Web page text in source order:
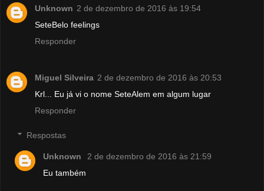
Unknown 2 de dezembro de 2016 às 19:54
SeteBelo feelings
Responder
Miguel Silveira 2 de dezembro de 2016 às 20:53
Krl... Eu já vi o nome SeteAlem em algum lugar
Responder
Respostas
Unknown
2 de dezembro de 2016 às 21:59
Eu também